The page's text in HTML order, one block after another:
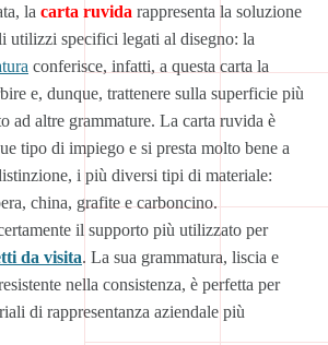
la carta ruvida rappresenta la soluzione
utilizzi specifici legati al disegno: la
conferisce, infatti, a questa carta la
e, dunque, trattenere sulla superficie più
ad altre grammature. La carta ruvida è
tipo di impiego e si presta molto bene a
i più diversi tipi di materiale:
china, grafite e carboncino.
il supporto più utilizzato per
da visita. La sua grammatura, liscia e
nella consistenza, è perfetta per
di rappresentanza aziendale più